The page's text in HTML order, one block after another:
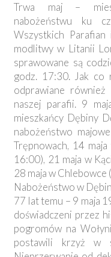
Trwa maj –
nabożeństwu ku
Wszystkich
modlitwy w Litanii
sprawowane są
godz. 17:30. Jak co
odprawiane również
naszej parafii. 9
mieszkańcy Dębiny
nabożeństwo
Trępnowach, 14
16:00), 21 maja w
28 maja w Chlebowce
Nabożeństwo w
77 lat temu – 9 maja
doświadczeni przez
pogromów na
postawili krzyż w